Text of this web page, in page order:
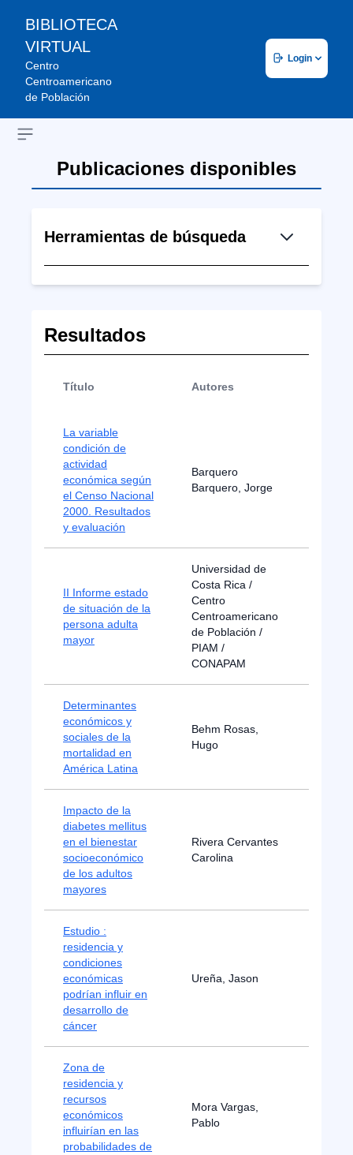
BIBLIOTECA
VIRTUAL
Centro
Centroamericano
de Población
Login
Open sidebar
Publicaciones disponibles
Herramientas de búsqueda
Resultados
Título Autores
La variable
condición de
actividad
económica según
el Censo Nacional
2000. Resultados
y evaluación
Barquero
Barquero, Jorge
II Informe estado
de situación de la
persona adulta
mayor
Universidad de
Costa Rica /
Centro
Centroamericano
de Población /
PIAM /
CONAPAM
Determinantes
económicos y
sociales de la
mortalidad en
América Latina
Behm Rosas,
Hugo
Impacto de la
diabetes mellitus
en el bienestar
socioeconómico
de los adultos
mayores
Rivera Cervantes
Carolina
Estudio :
residencia y
condiciones
económicas
podrían influir en
desarrollo de
cáncer
Ureña, Jason
Zona de
residencia y
recursos
económicos
influirían en las
probabilidades de
Mora Vargas,
Pablo